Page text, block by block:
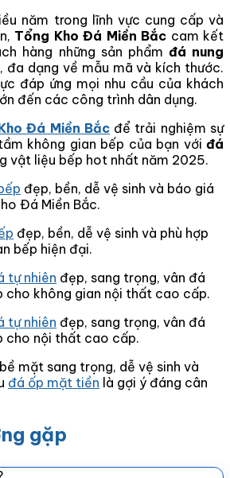
năm trong lĩnh vực cung cấp và
Tổng Kho Đá Miền Bắc cam kết
hàng những sản phẩm đá nung
đa dạng về mẫu mã và kích thước.
đáp ứng mọi nhu cầu của khách
đến các công trình dân dụng.
Đá Miền Bắcđể trải nghiệm sự
không gian bếp của bạn với đá
vật liệu bếp hot nhất năm 2025.
đẹp, bền, dễ vệ sinh và báo giá
Đá Miền Bắc.
đẹp, bền, dễ vệ sinh và phù hợp
bếp hiện đại.
tự nhiên đẹp, sang trọng, vân đá
cho không gian nội thất cao cấp.
tự nhiên đẹp, sang trọng, vân đá
cho nội thất cao cấp.
mặt sang trọng, dễ vệ sinh và
đá ốp mặt tiền là gợi ý đáng cân
gặp